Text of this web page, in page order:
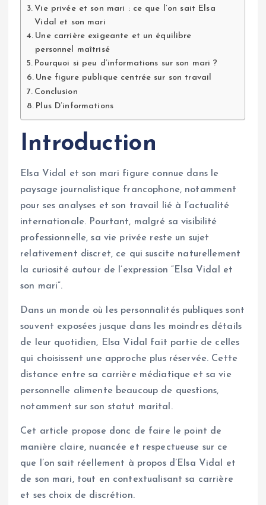
Vie privée et son mari : ce que l’on sait Elsa
Vidal et son mari
Une carrière exigeante et un équilibre
personnel maîtrisé
Pourquoi si peu d’informations sur son mari ?
Une figure publique centrée sur son travail
Conclusion
Plus D’informations
Introduction
Elsa Vidal et son mari figure connue dans le
paysage journalistique francophone, notamment
pour ses analyses et son travail lié à l’actualité
internationale. Pourtant, malgré sa visibilité
professionnelle, sa vie privée reste un sujet
relativement discret, ce qui suscite naturellement
la curiosité autour de l’expression “Elsa Vidal et
son mari”.
Dans un monde où les personnalités publiques sont
souvent exposées jusque dans les moindres détails
de leur quotidien, Elsa Vidal fait partie de celles
qui choisissent une approche plus réservée. Cette
distance entre sa carrière médiatique et sa vie
personnelle alimente beaucoup de questions,
notamment sur son statut marital.
Cet article propose donc de faire le point de
manière claire, nuancée et respectueuse sur ce
que l’on sait réellement à propos d’Elsa Vidal et
de son mari, tout en contextualisant sa carrière
et ses choix de discrétion.